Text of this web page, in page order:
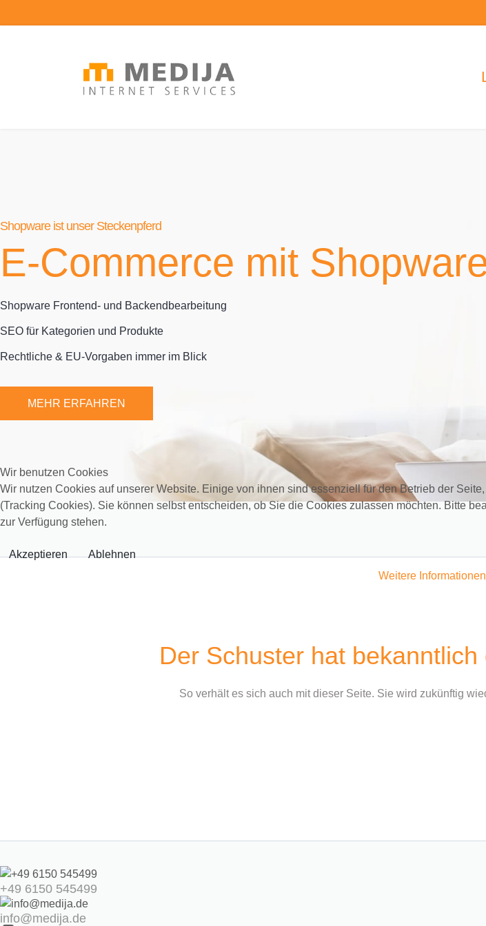
Shopware ist unser Steckenpferd
E-Commerce mit
Shopware Frontend- und Backendbearbeitung
SEO für Kategorien und Produkte
Rechtliche & EU-Vorgaben immer im Blick
MEHR ERFAHREN
Der Schuster hat
So verhält es sich auch mit dieser Seite. Sie wird zukünftig
+49 6150 545499
info@medija.de
Wir benutzen Cookies
Wir nutzen Cookies auf unserer Website. Einige von ihnen sind essenziell für den Betrieb der
(Tracking Cookies). Sie können selbst entscheiden, ob Sie die Cookies zulassen möchten. Bitte
zur Verfügung stehen.
Akzeptieren
Ablehnen
Weitere Informationen